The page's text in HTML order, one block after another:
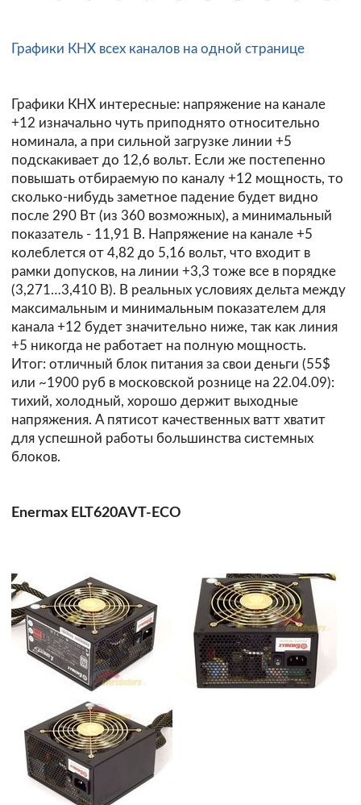
Графики КНХ всех каналов на одной странице
Графики КНХ интересные: напряжение на канале
+12 изначально чуть приподнято относительно
номинала, а при сильной загрузке линии +5
подскакивает до 12,6 вольт. Если же постепенно
повышать отбираемую по каналу +12 мощность, то
сколько-нибудь заметное падение будет видно
после 290 Вт (из 360 возможных), а минимальный
показатель - 11,91 В. Напряжение на канале +5
колеблется от 4,82 до 5,16 вольт, что входит в
рамки допусков, на линии +3,3 тоже все в порядке
(3,271…3,410 В). В реальных условиях дельта между
максимальным и минимальным показателем для
канала +12 будет значительно ниже, так как линия
+5 никогда не работает на полную мощность.
Итог: отличный блок питания за свои деньги (55$
или ~1900 руб в московской рознице на 22.04.09):
тихий, холодный, хорошо держит выходные
напряжения. А пятисот качественных ватт хватит
для успешной работы большинства системных
блоков.
Enermax ELT620AVT-ECO